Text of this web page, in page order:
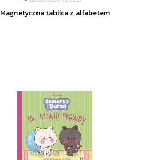
Magnetyczna tablica z alfabetem